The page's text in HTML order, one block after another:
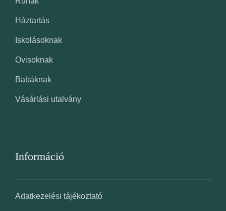
Háztartás
Iskolásoknak
Ovisoknak
Babáknak
Vásárlási utalvány
Információ
Adatkezelési tájékoztató